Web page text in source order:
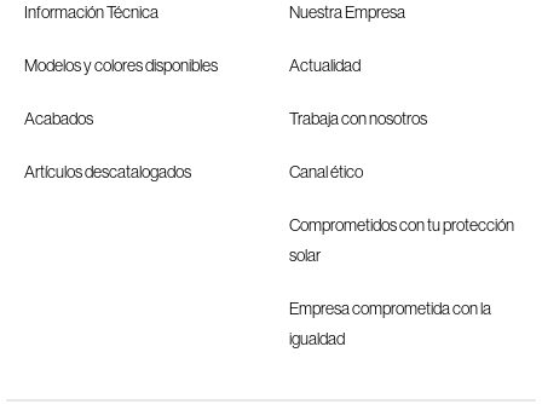
Información Técnica
Modelos y colores disponibles
Acabados
Artículos descatalogados
Nuestra Empresa
Actualidad
Trabaja con nosotros
Canal ético
Comprometidos con tu protección
solar
Empresa comprometida con la
igualdad